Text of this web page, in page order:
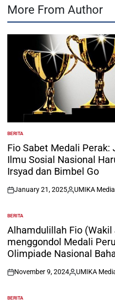
More From Author
POSTED
IN
BERITA
Fio Sabet Medali Perak:
Ilmu Sosial Nasional
Irsyad dan Bimbel Go
on
January 21, 2025
Posted
UMIKA Media
POSTED
IN
BERITA
Alhamdulillah Fio (Wakil
menggondol Medali
Olimpiade Nasional
on
November 9, 2024
Posted
UMIKA
POSTED
BERITA